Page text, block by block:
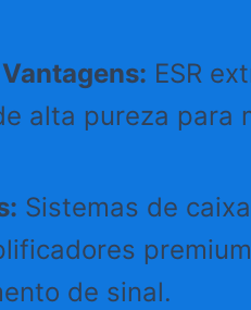
ESR
alta pureza para
Sistemas de
de sinal.